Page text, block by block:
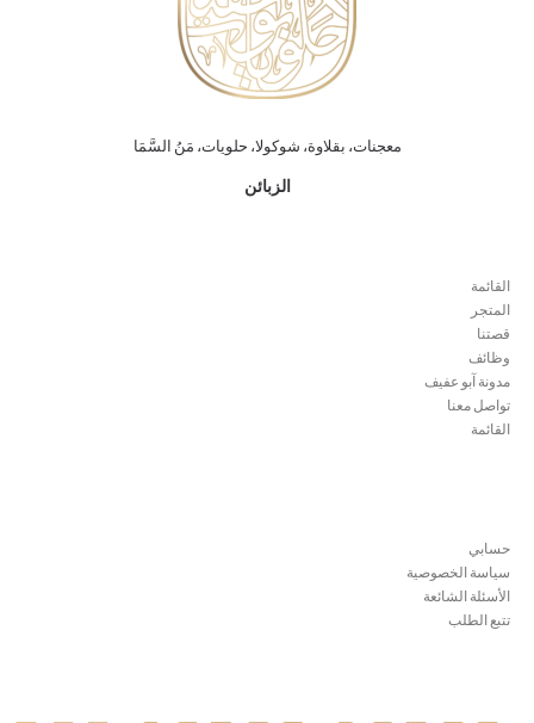
معجنات، بقلاوة، شوكولا، حلويات، مَنُ السَّمَا
الزبائن
القائمة
المتجر
قصتنا
وظائف
مدونة آبو عفيف
تواصل معنا
القائمة
حسابي
سياسة الخصوصية
الأسئلة الشائعة
تتبع الطلب